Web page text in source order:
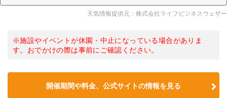
天気情報提供元：株式会社ライフビジネスウェザー
※施設やイベントが休園・中止になっている場合がありま
す。おでかけの際は事前にご確認ください。
開催期間や料金、公式サイトの情報を見る